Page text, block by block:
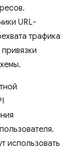
URL-
трафика
использовать